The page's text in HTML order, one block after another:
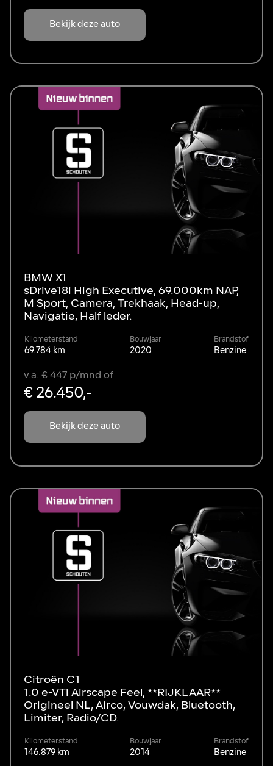
Bekijk deze auto
BMW X1
sDrive18i High Executive, 69.000km NAP,
M Sport, Camera, Trekhaak, Head-up,
Navigatie, Half leder.
Kilometerstand
69.784 km
Bouwjaar
2020
Brandstof
Benzine
Bekijk deze auto
v.a. € 447 p/mnd of
€ 26.450,-
Citroën C1
1.0 e-VTi Airscape Feel, **RIJKLAAR**
Origineel NL, Airco, Vouwdak, Bluetooth,
Limiter, Radio/CD.
Kilometerstand
146.879 km
Bouwjaar
2014
Brandstof
Benzine